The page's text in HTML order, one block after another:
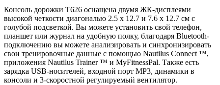
Консоль дорожки T626 оснащена двумя ЖК-дисплеями
высокой четкости диагональю 2.5 х 12.7 и 7.6 х 12.7 см с
голубой подсветкой. Вы можете установить свой телефон,
планшет или журнал на удобную полку, благодаря Bluetooth-
подключению вы можете анализировать и синхронизировать
свои тренировочные данные с помощью Nautilus Connect ™,
приложения Nautilus Trainer ™ и MyFitnessPal. Также есть
зарядка USB-носителей, входной порт MP3, динамики в
консоли и 3-скоростной регулируемый вентилятор.